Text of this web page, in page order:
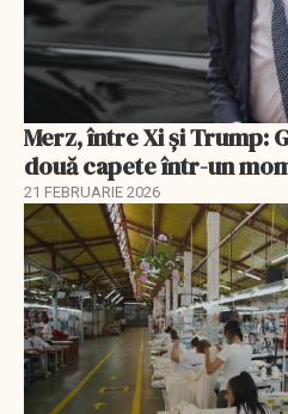
Merz, între Xi și Trump:
două capete într-un
21 FEBRUARIE 2026